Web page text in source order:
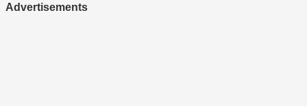
Advertisements